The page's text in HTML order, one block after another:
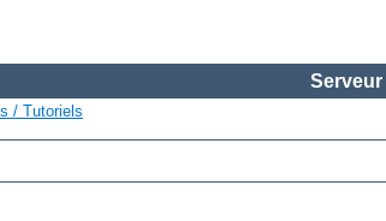
Serveur
/ Tutoriels